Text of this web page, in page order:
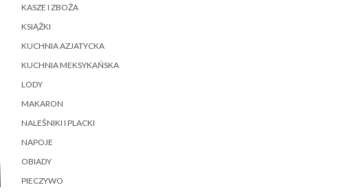
KASZE I ZBOŻA
KSIĄŻKI
KUCHNIA AZJATYCKA
KUCHNIA MEKSYKAŃSKA
LODY
MAKARON
NALEŚNIKI I PLACKI
NAPOJE
OBIADY
PIECZYWO